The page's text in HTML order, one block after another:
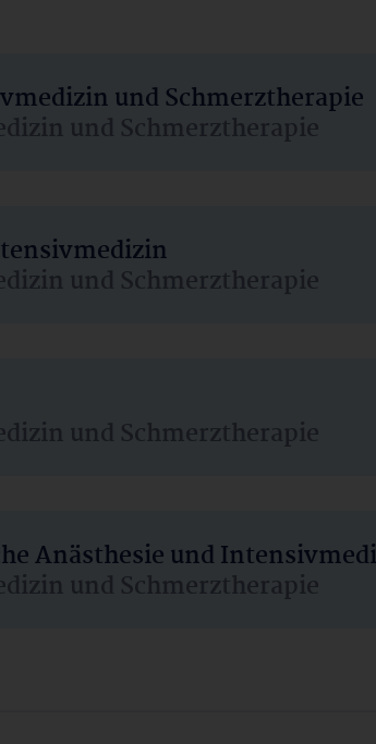
und Schmerztherapie
und Schmerztherapie
und Schmerztherapie
und Schmerztherapie
Anästhesie und
und Schmerztherapie